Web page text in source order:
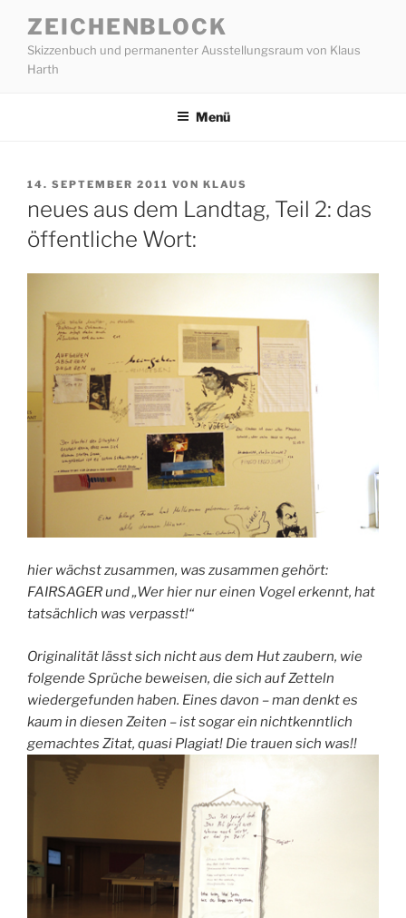
Inhalt
springen
ZEICHENBLOCK
Skizzenbuch und permanenter Ausstellungsraum von Klaus
Harth
Menü
VERÖFFENTLICHT
14. SEPTEMBER 2011 VON KLAUS
neues aus dem Landtag, Teil 2: das
öffentliche Wort:
hier wächst zusammen, was zusammen gehört:
FAIRSAGER und „Wer hier nur einen Vogel erkennt, hat
tatsächlich was verpasst!“
Originalität lässt sich nicht aus dem Hut zaubern, wie
folgende Sprüche beweisen, die sich auf Zetteln
wiedergefunden haben. Eines davon – man denkt es
kaum in diesen Zeiten – ist sogar ein nichtkenntlich
gemachtes Zitat, quasi Plagiat! Die trauen sich was!!